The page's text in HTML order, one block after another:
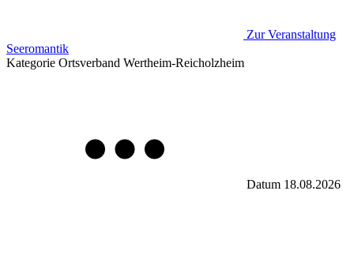
Zur Veranstaltung
Seeromantik
Kategorie Ortsverband Wertheim-Reicholzheim
Datum 18.08.2026